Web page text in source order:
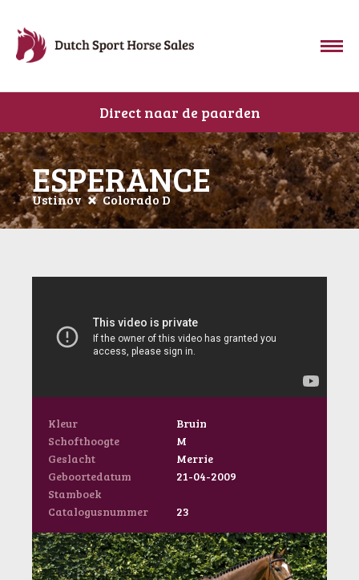
Direct naar de paarden
ESPERANCE
Ustinov Colorado D
Kleur
Bruin
Schofthoogte
M
Geslacht
Merrie
Geboortedatum
21-04-2009
Stamboek
Catalogusnummer
23